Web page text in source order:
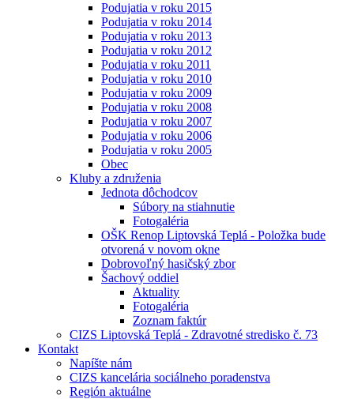
Podujatia v roku 2015
Podujatia v roku 2014
Podujatia v roku 2013
Podujatia v roku 2012
Podujatia v roku 2011
Podujatia v roku 2010
Podujatia v roku 2009
Podujatia v roku 2008
Podujatia v roku 2007
Podujatia v roku 2006
Podujatia v roku 2005
Obec
Kluby a združenia
Jednota dôchodcov
Súbory na stiahnutie
Fotogaléria
OŠK Renop Liptovská Teplá - Položka bude
otvorená v novom okne
Dobrovoľný hasičský zbor
Šachový oddiel
Aktuality
Fotogaléria
Zoznam faktúr
CIZS Liptovská Teplá - Zdravotné stredisko č. 73
Kontakt
Napíšte nám
CIZS kancelária sociálneho poradenstva
Región aktuálne